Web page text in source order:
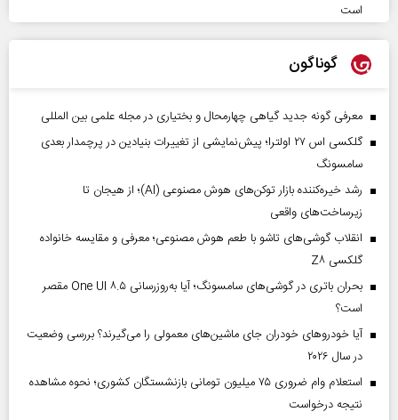
است
گوناگون
معرفی گونه جدید گیاهی چهارمحال و بختیاری در مجله علمی بین المللی
گلکسی اس ۲۷ اولترا؛ پیش‌نمایشی از تغییرات بنیادین در پرچمدار بعدی
سامسونگ
رشد خیره‌کننده بازار توکن‌های هوش مصنوعی (AI)؛ از هیجان تا
زیرساخت‌های واقعی
انقلاب گوشی‌های تاشو‌ با طعم هوش مصنوعی؛ معرفی و مقایسه خانواده
گلکسی Z۸
بحران باتری در گوشی‌های سامسونگ؛ آیا به‌روزرسانی One UI ۸.۵ مقصر
است؟
آیا خودروهای خودران جای ماشین‌های معمولی را می‌گیرند؟ بررسی وضعیت
در سال ۲۰۲۶
استعلام وام ضروری ۷۵ میلیون تومانی بازنشستگان کشوری؛ نحوه مشاهده
نتیجه درخواست